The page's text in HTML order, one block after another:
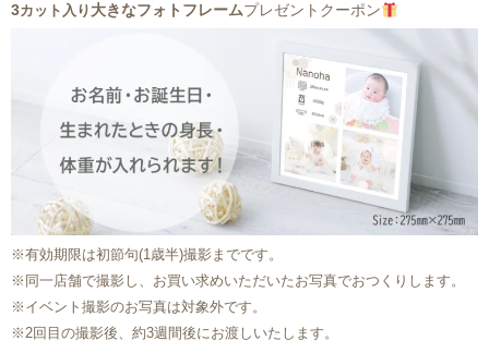
3カット入り 大きなフォトフレームプレゼントクーポン
※有効期限は初節句(1歳半)撮影までです。
※同一店舗で撮影し、お買い求めいただいたお写真でおつくりします。
※イベント撮影のお写真は対象外です。
※2回目の撮影後、約3週間後にお渡しいたします。